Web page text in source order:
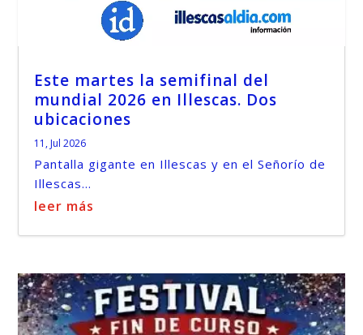
Este martes la semifinal del
mundial 2026 en Illescas. Dos
ubicaciones
11, Jul 2026
Pantalla gigante en Illescas y en el Señorío de
Illescas...
leer más